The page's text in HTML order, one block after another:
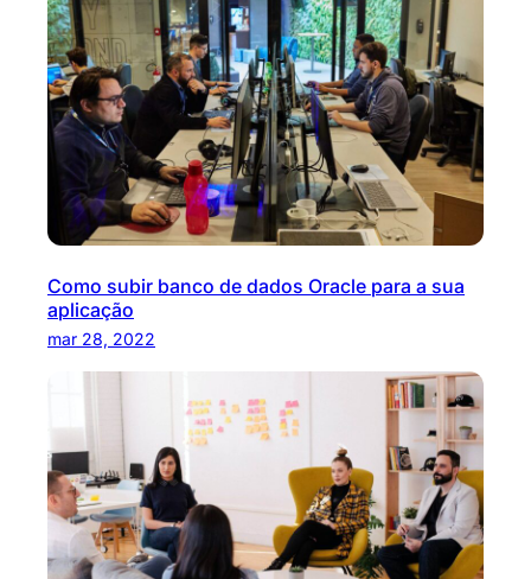
Como subir banco de dados Oracle para a sua
aplicação
mar 28, 2022